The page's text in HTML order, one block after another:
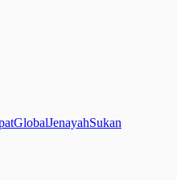
GlobalJenayahSukan